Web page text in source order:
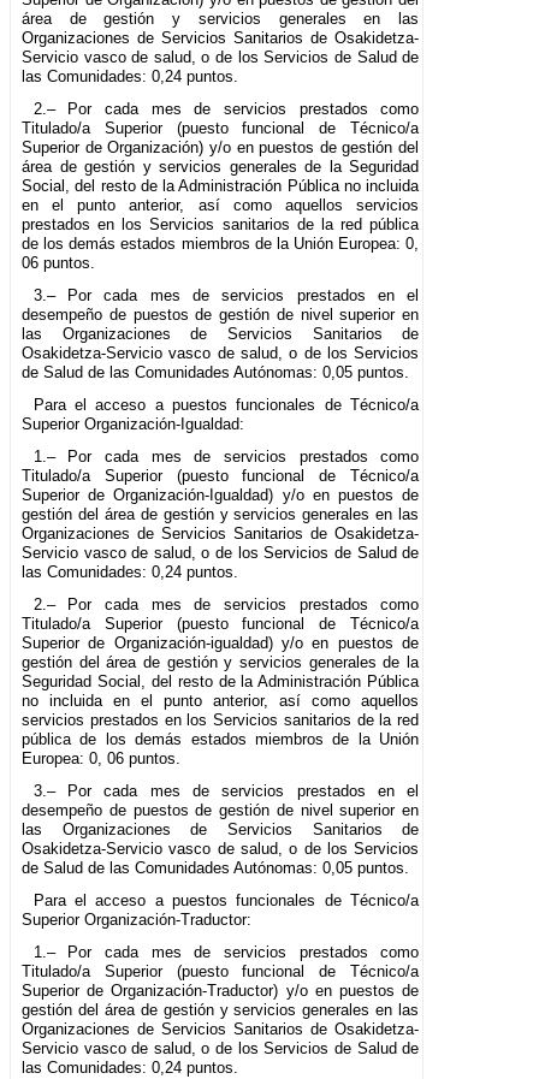
área de gestión y servicios generales en las
Organizaciones de Servicios Sanitarios de Osakidetza-
Servicio vasco de salud, o de los Servicios de Salud de
las Comunidades: 0,24 puntos.
2.– Por cada mes de servicios prestados como
Titulado/a Superior (puesto funcional de Técnico/a
Superior de Organización) y/o en puestos de gestión del
área de gestión y servicios generales de la Seguridad
Social, del resto de la Administración Pública no incluida
en el punto anterior, así como aquellos servicios
prestados en los Servicios sanitarios de la red pública
de los demás estados miembros de la Unión Europea: 0,
06 puntos.
3.– Por cada mes de servicios prestados en el
desempeño de puestos de gestión de nivel superior en
las Organizaciones de Servicios Sanitarios de
Osakidetza-Servicio vasco de salud, o de los Servicios
de Salud de las Comunidades Autónomas: 0,05 puntos.
Para el acceso a puestos funcionales de Técnico/a
Superior Organización-Igualdad:
1.– Por cada mes de servicios prestados como
Titulado/a Superior (puesto funcional de Técnico/a
Superior de Organización-Igualdad) y/o en puestos de
gestión del área de gestión y servicios generales en las
Organizaciones de Servicios Sanitarios de Osakidetza-
Servicio vasco de salud, o de los Servicios de Salud de
las Comunidades: 0,24 puntos.
2.– Por cada mes de servicios prestados como
Titulado/a Superior (puesto funcional de Técnico/a
Superior de Organización-igualdad) y/o en puestos de
gestión del área de gestión y servicios generales de la
Seguridad Social, del resto de la Administración Pública
no incluida en el punto anterior, así como aquellos
servicios prestados en los Servicios sanitarios de la red
pública de los demás estados miembros de la Unión
Europea: 0, 06 puntos.
3.– Por cada mes de servicios prestados en el
desempeño de puestos de gestión de nivel superior en
las Organizaciones de Servicios Sanitarios de
Osakidetza-Servicio vasco de salud, o de los Servicios
de Salud de las Comunidades Autónomas: 0,05 puntos.
Para el acceso a puestos funcionales de Técnico/a
Superior Organización-Traductor:
1.– Por cada mes de servicios prestados como
Titulado/a Superior (puesto funcional de Técnico/a
Superior de Organización-Traductor) y/o en puestos de
gestión del área de gestión y servicios generales en las
Organizaciones de Servicios Sanitarios de Osakidetza-
Servicio vasco de salud, o de los Servicios de Salud de
las Comunidades: 0,24 puntos.